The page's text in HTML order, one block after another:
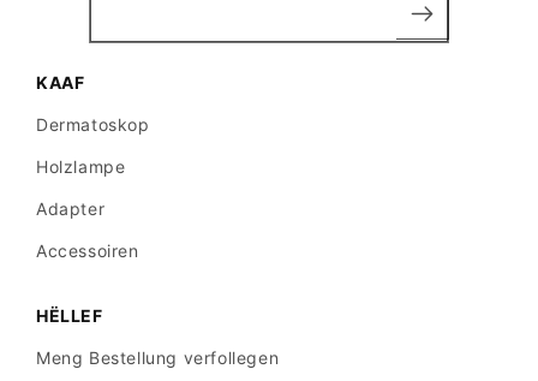
KAAF
Dermatoskop
Holzlampe
Adapter
Accessoiren
HËLLEF
Meng Bestellung verfollegen